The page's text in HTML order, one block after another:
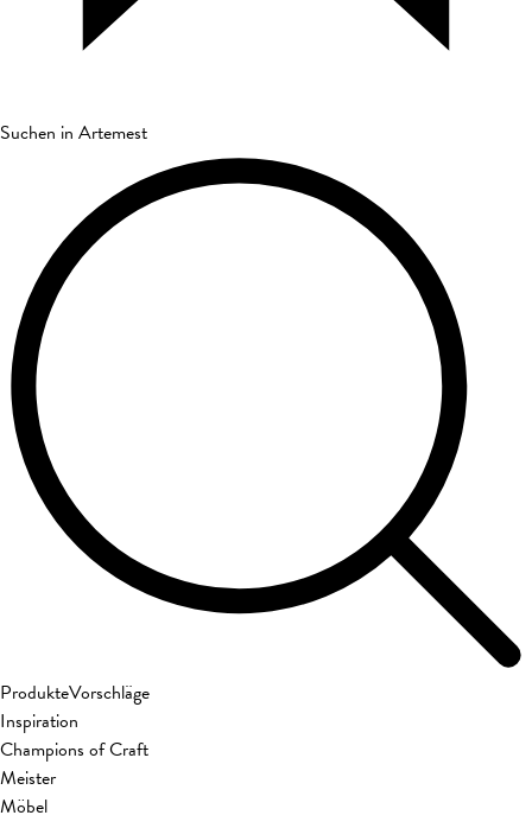
Suchen in Artemest
ProdukteVorschläge
Inspiration
Champions of Craft
Meister
Möbel